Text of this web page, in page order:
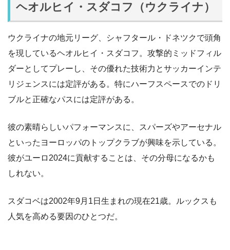
ヘオルヒイ・スダコフ（ウクライナ）
ウクライナの地元リーグ、シャフタール・ドネツクで頭角
を現しているヘオルヒイ・スダコフ。攻撃的ミッドフィル
ダーとしてプレーし、その優れた技術力とサッカーインテ
リジェンスには定評がある。特にハーフスペースでのドリ
ブルと正確なパスには定評がある。
彼の素晴らしいパフォーマンスに、スパーズやアーセナル
といったヨーロッパのトップクラブが興味を示している。
彼がユーロ2024に貢献することは、その分母になるかも
しれない。
スダコベは2002年9月1日生まれの現在21歳。ルックスも
人気を高める要因のひとつだ。